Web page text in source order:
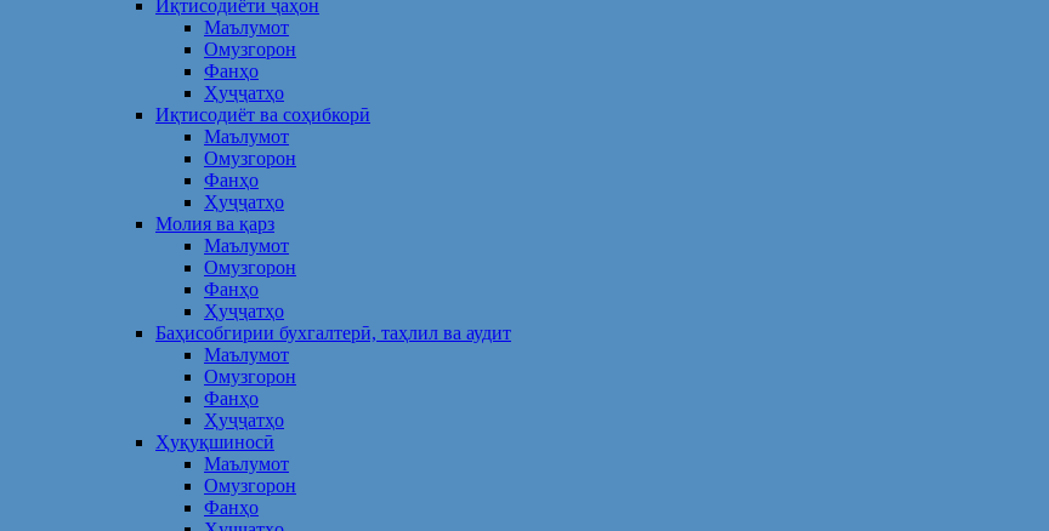
Иқтисодиёти ҷаҳон
Маълумот
Омузгорон
Фанҳо
Ҳуҷҷатҳо
Иқтисодиёт ва соҳибкорӣ
Маълумот
Омузгорон
Фанҳо
Ҳуҷҷатҳо
Молия ва қарз
Маълумот
Омузгорон
Фанҳо
Ҳуҷҷатҳо
Баҳисобгирии бухгалтерӣ, таҳлил ва аудит
Маълумот
Омузгорон
Фанҳо
Ҳуҷҷатҳо
Ҳуқуқшиносӣ
Маълумот
Омузгорон
Фанҳо